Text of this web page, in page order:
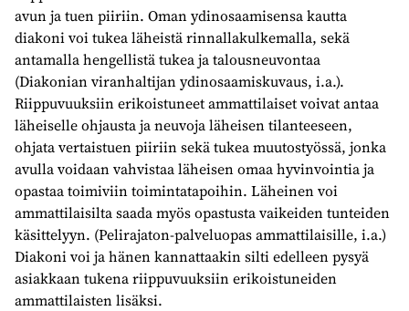
avun ja tuen piiriin. Oman ydinosaamisensa kautta
diakoni voi tukea läheistä rinnallakulkemalla, sekä
antamalla hengellistä tukea ja talousneuvontaa
(Diakonian viranhaltijan ydinosaamiskuvaus, i.a.).
Riippuvuuksiin erikoistuneet ammattilaiset voivat antaa
läheiselle ohjausta ja neuvoja läheisen tilanteeseen,
ohjata vertaistuen piiriin sekä tukea muutostyössä, jonka
avulla voidaan vahvistaa läheisen omaa hyvinvointia ja
opastaa toimiviin toimintatapoihin. Läheinen voi
ammattilaisilta saada myös opastusta vaikeiden tunteiden
käsittelyyn. (Pelirajaton-palveluopas ammattilaisille, i.a.)
Diakoni voi ja hänen kannattaakin silti edelleen pysyä
asiakkaan tukena riippuvuuksiin erikoistuneiden
ammattilaisten lisäksi.